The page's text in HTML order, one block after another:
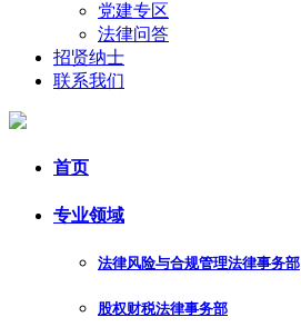
党建专区
法律问答
招贤纳士
联系我们
首页
专业领域
法律风险与合规管理法律事务部
股权财税法律事务部